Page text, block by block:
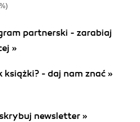
partnerski - zarabiaj
»
książki? - daj nam znać »
newsletter »